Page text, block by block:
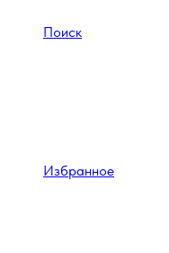
Поиск
Избранное